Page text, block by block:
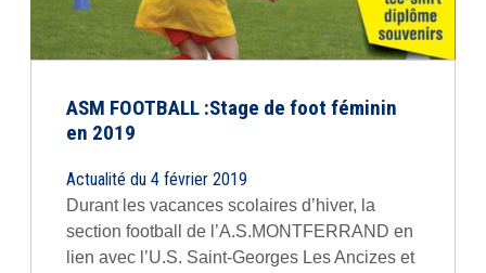
ASM FOOTBALL :Stage de foot féminin
en 2019
Actualité du 4 février 2019
Durant les vacances scolaires d’hiver, la
section football de l’A.S.MONTFERRAND en
lien avec l’U.S. Saint-Georges Les Ancizes et